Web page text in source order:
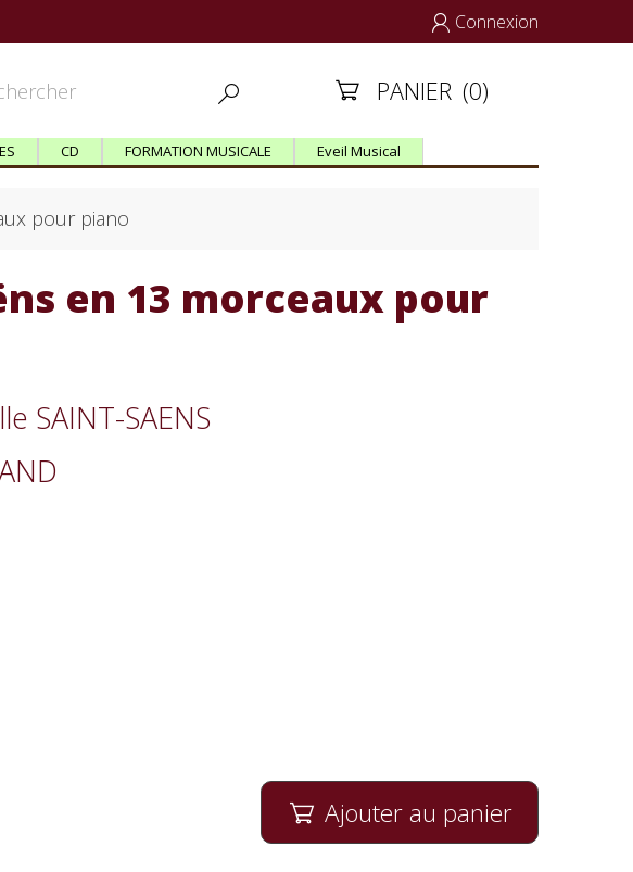
 Connexion
  PANIER (0)
CD FORMATION MUSICALE Eveil Musical
pour piano
en 13 morceaux pour
SAINT-SAENS
 Ajouter au panier